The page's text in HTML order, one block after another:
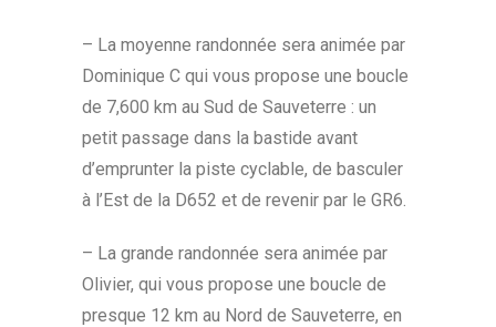
– La moyenne randonnée sera animée par
Dominique C qui vous propose une boucle
de 7,600 km au Sud de Sauveterre : un
petit passage dans la bastide avant
d’emprunter la piste cyclable, de basculer
à l’Est de la D652 et de revenir par le GR6.
– La grande randonnée sera animée par
Olivier, qui vous propose une boucle de
presque 12 km au Nord de Sauveterre, en